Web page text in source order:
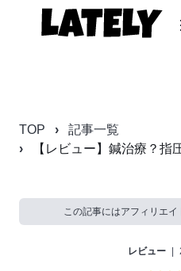
TOP
記事一覧
【レビュー】鍼治療？
この記事にはアフィリエ
レビュー